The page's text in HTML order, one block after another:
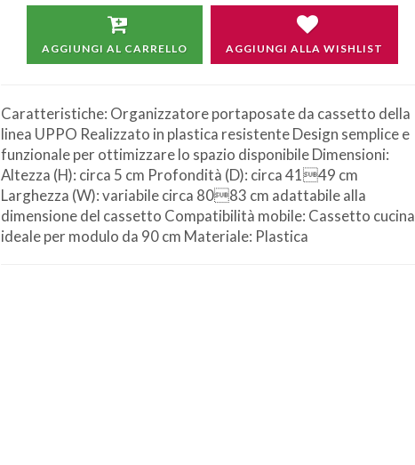
AGGIUNGI AL CARRELLO AGGIUNGI ALLA WISHLIST
Caratteristiche: Organizzatore portaposate da cassetto della
linea UPPO Realizzato in plastica resistente Design semplice e
funzionale per ottimizzare lo spazio disponibile Dimensioni:
Altezza (H): circa 5 cm Profondità (D): circa 4149 cm
Larghezza (W): variabile circa 8083 cm adattabile alla
dimensione del cassetto Compatibilità mobile: Cassetto cucina
ideale per modulo da 90 cm Materiale: Plastica